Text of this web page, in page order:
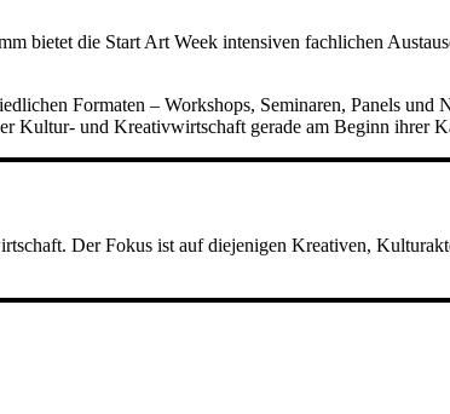
bietet die Start Art Week intensiven fachlichen
Formaten – Workshops, Seminaren, Panels
Kultur- und Kreativwirtschaft gerade am Beginn ihrer
Der Fokus ist auf diejenigen Kreativen,